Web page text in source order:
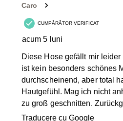
Caro
CUMPĂRĂTOR VERIFICAT
acum 5 luni
Diese Hose gefällt mir
ist kein besonders schönes
durchscheinend, aber total
Hautgefühl. Mag ich nicht
zu groß geschnitten.
Traducere cu Google